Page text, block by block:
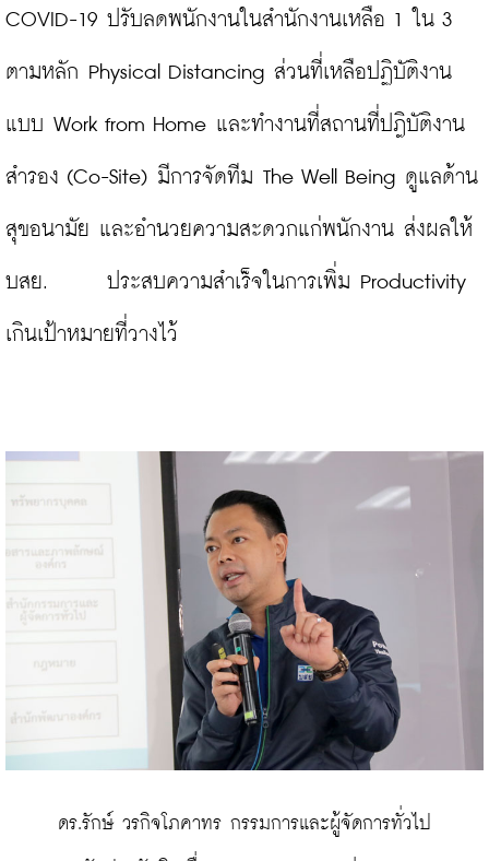
COVID-19 ปรับลดพนักงานในสำนักงานเหลือ 1 ใน 3
ตามหลัก Physical Distancing ส่วนที่เหลือปฏิบัติงาน
แบบ Work from Home และทำงานที่สถานที่ปฎิบัติงาน
สำรอง (Co-Site) มีการจัดทีม The Well Being ดูแลด้าน
สุขอนามัย และอำนวยความสะดวกแก่พนักงาน ส่งผลให้
บสย.      ประสบความสำเร็จในการเพิ่ม Productivity
เกินเป้าหมายที่วางไว้
ดร.รักษ์ วรกิจโภคาทร กรรมการและผู้จัดการทั่วไป